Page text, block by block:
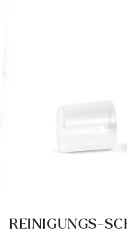
REINIGUNGS-